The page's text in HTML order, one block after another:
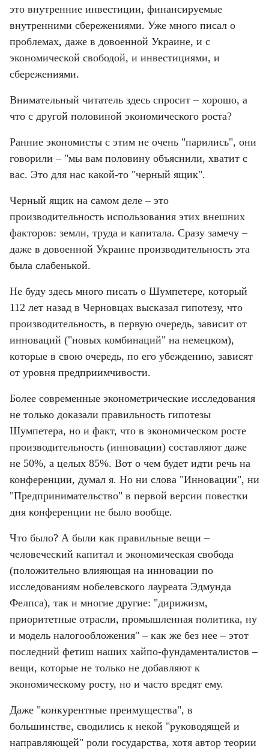
это внутренние инвестиции, финансируемые
внутренними сбережениями. Уже много писал о
проблемах, даже в довоенной Украине, и с
экономической свободой, и инвестициями, и
сбережениями.
Внимательный читатель здесь спросит – хорошо, а
что с другой половиной экономического роста?
Ранние экономисты с этим не очень "парились", они
говорили – "мы вам половину объяснили, хватит с
вас. Это для нас какой-то "черный ящик".
Черный ящик на самом деле – это
производительность использования этих внешних
факторов: земли, труда и капитала. Сразу замечу –
даже в довоенной Украине производительность эта
была слабенькой.
Не буду здесь много писать о Шумпетере, который
112 лет назад в Черновцах высказал гипотезу, что
производительность, в первую очередь, зависит от
инноваций ("новых комбинаций" на немецком),
которые в свою очередь, по его убеждению, зависят
от уровня предприимчивости.
Более современные эконометрические исследования
не только доказали правильность гипотезы
Шумпетера, но и факт, что в экономическом росте
производительность (инновации) составляют даже
не 50%, а целых 85%. Вот о чем будет идти речь на
конференции, думал я. Но ни слова "Инновации", ни
"Предпринимательство" в первой версии повестки
дня конференции не было вообще.
Что было? А были как правильные вещи –
человеческий капитал и экономическая свобода
(положительно влияющая на инновации по
исследованиям нобелевского лауреата Эдмунда
Фелпса), так и многие другие: "дирижизм,
приоритетные отрасли, промышленная политика, ну
и модель налогообложения" – как же без нее – этот
последний фетиш наших хайпо-фундаменталистов –
вещи, которые не только не добавляют к
экономическому росту, но и часто вредят ему.
Даже "конкурентные преимущества", в
большинстве, сводились к некой "руководящей и
направляющей" роли государства, хотя автор теории